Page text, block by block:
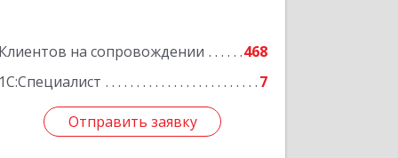
Клиентов на сопровождении
468
1С:Специалист
7
Отправить заявку
Отправить заявку